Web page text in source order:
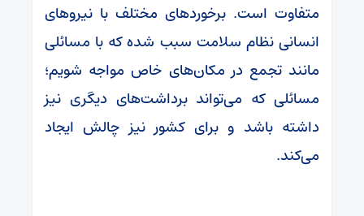
متفاوت است. برخوردهای مختلف با نیروهای
انسانی نظام‌ سلامت سبب شده که با مسائلی
مانند تجمع در مکان‌های خاص مواجه شویم؛
مسائلی که می‌تواند برداشت‌های دیگری نیز
داشته باشد و برای کشور نیز چالش ایجاد
می‌کند.